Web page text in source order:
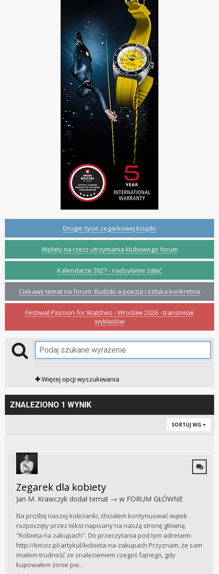
Drugie życie zegarkowej książki
Wpłaty na rzecz utrzymania klubowego forum
Kalendarze 2027 - nadsyłanie zdjęć
Ciekawy temat na forum: Budziki a poezja i sztuka konkretna
Festiwal Passion for Watches - Wrocław 2026 - transmisje
wykładów
Więcej opcji wyszukiwania
ZNALEZIONO 1 WYNIK
SORTUJ WG
Zegarek dla kobiety
Jan M. Krawczyk dodał temat → w FORUM GŁÓWNE
Na prośbę naszej koleżanki, chciałem kontynuować wątek
rozpoczęty przez tekst napisany na naszą stronę główną
"Kobieta na zakupach". Do przeczytania pod tym adresem:
http://kmziz.pl/artykul/kobieta-na-zakupach Przyznam, że sam
miałem trudność ze znalezieniem czegoś fajnego, gdy
kupowałem żonie pie...